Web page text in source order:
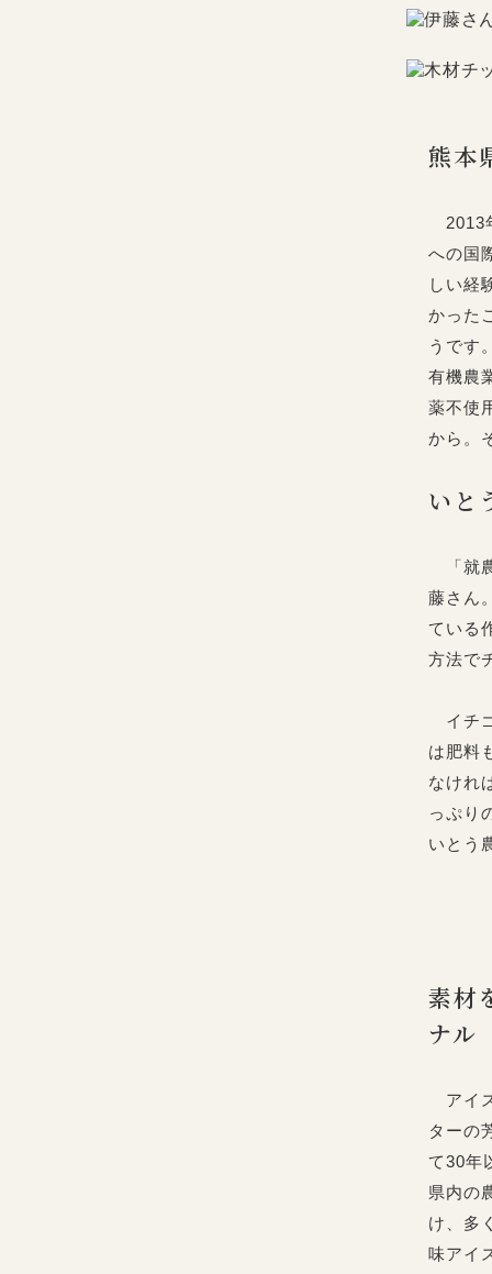
熊本
2013
への国
しい経
かった
うです
有機農
薬不使
から。
いと
「就
藤さん
ている
方法で
イチ
は肥料
なけれ
っぷり
いとう
素材
ナル
アイ
ターの
て30年
県内の
け、多
味アイ